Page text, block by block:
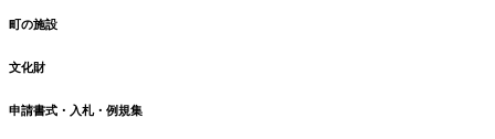
町の施設
文化財
申請書式・入札・例規集